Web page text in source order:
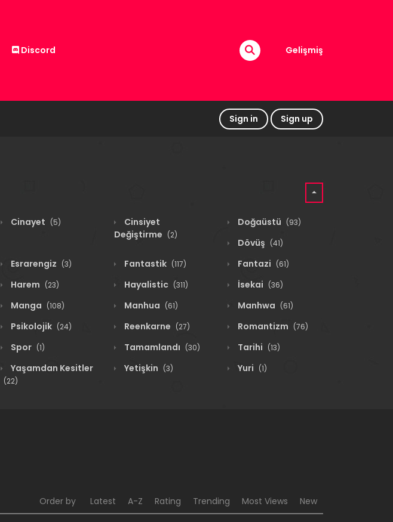
Discord Gelişmiş
Sign in Sign up
Cinayet (5)
Cinsiyet
Değiştirme (2)
Doğaüstü (93)
Dövüş (41)
Esrarengiz (3) Fantastik (117) Fantazi (61)
Harem (23) Hayalistic (311) İsekai (36)
Manga (108) Manhua (61) Manhwa (61)
Psikolojik (24) Reenkarne (27) Romantizm (76)
Spor (1) Tamamlandı (30) Tarihi (13)
Yaşamdan Kesitler
(22)
Yetişkin (3) Yuri (1)
Order by Latest A-Z Rating Trending Most Views New